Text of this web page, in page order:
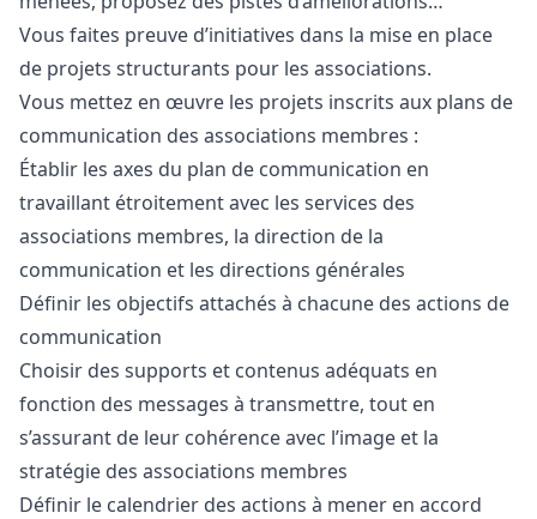
Vous faites preuve d’initiatives dans la mise en place
de projets structurants pour les associations.
Vous mettez en œuvre les projets inscrits aux plans de
communication des associations membres :
Établir les axes du plan de communication en
travaillant étroitement avec les services des
associations membres, la direction de la
communication et les directions générales
Définir les objectifs attachés à chacune des actions de
communication
Choisir des supports et contenus adéquats en
fonction des messages à transmettre, tout en
s’assurant de leur cohérence avec l’image et la
stratégie des associations membres
Définir le calendrier des actions à mener en accord